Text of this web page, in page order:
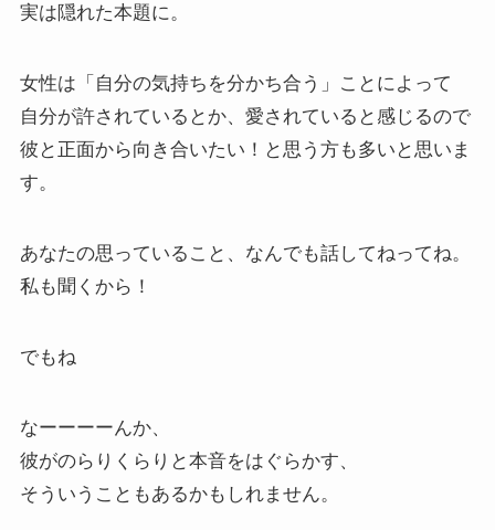
実は隠れた本題に。
女性は「自分の気持ちを分かち合う」ことによって
自分が許されているとか、愛されていると感じるので
彼と正面から向き合いたい！と思う方も多いと思いま
す。
あなたの思っていること、なんでも話してねってね。
私も聞くから！
でもね
なーーーーんか、
彼がのらりくらりと本音をはぐらかす、
そういうこともあるかもしれません。